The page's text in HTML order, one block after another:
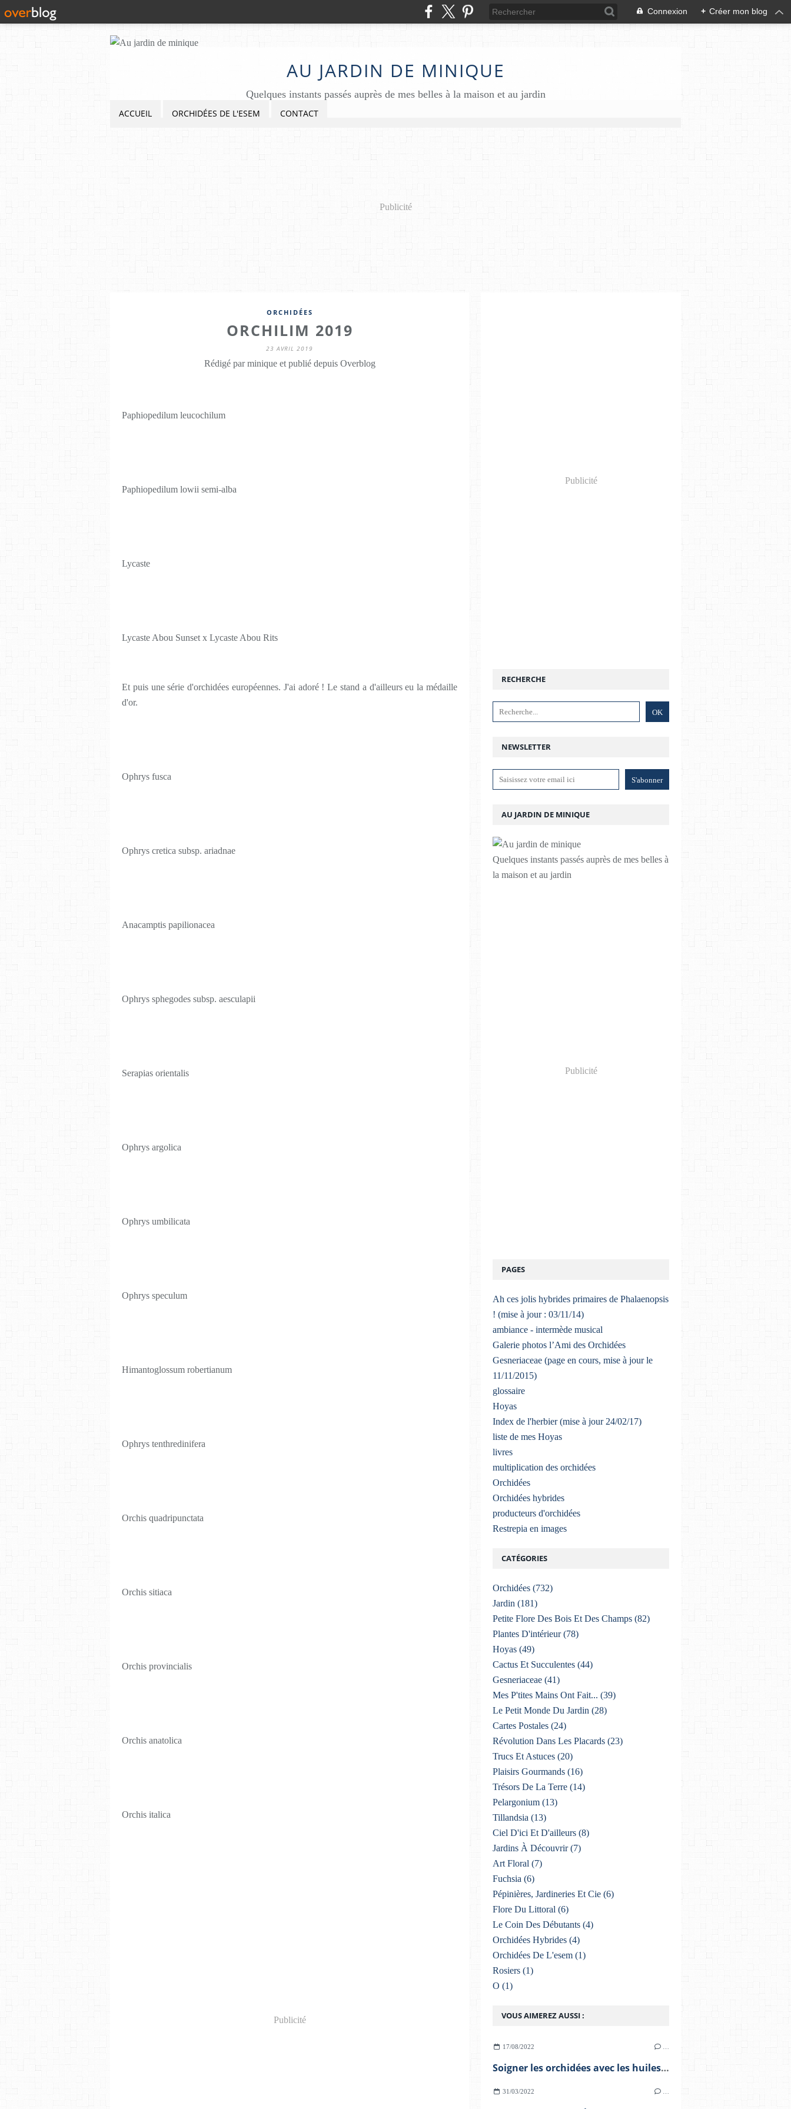
Connexion + Créer mon blog
AU JARDIN DE MINIQUE
Quelques instants passés auprès de mes belles à la maison et au jardin
ACCUEIL ORCHIDÉES DE L'ESEM CONTACT
Publicité
ORCHIDÉES
ORCHILIM 2019
23 AVRIL 2019
Rédigé par minique et publié depuis Overblog
Paphiopedilum leucochilum
Paphiopedilum lowii semi-alba
Lycaste
Lycaste Abou Sunset x Lycaste Abou Rits
Et puis une série d'orchidées européennes. J'ai adoré ! Le stand a d'ailleurs eu la médaille
d'or.
Ophrys fusca
Ophrys cretica subsp. ariadnae
Anacamptis papilionacea
Ophrys sphegodes subsp. aesculapii
Serapias orientalis
Ophrys argolica
Ophrys umbilicata
Ophrys speculum
Himantoglossum robertianum
Ophrys tenthredinifera
Orchis quadripunctata
Orchis sitiaca
Orchis provincialis
Orchis anatolica
Orchis italica
Publicité
Publicité
NEWSLETTER
RECHERCHE
AU JARDIN DE MINIQUE
Quelques instants passés auprès de mes belles à
la maison et au jardin
Publicité
VOUS AIMEREZ AUSSI :
17/08/2022
Soigner les orchidées avec les huiles essentielles
31/03/2022
PAGES
Ah ces jolis hybrides primaires de Phalaenopsis
! (mise à jour : 03/11/14)
ambiance - intermède musical
Galerie photos l’Ami des Orchidées
Gesneriaceae (page en cours, mise à jour le
11/11/2015)
glossaire
Hoyas
Index de l'herbier (mise à jour 24/02/17)
liste de mes Hoyas
livres
multiplication des orchidées
Orchidées
Orchidées hybrides
producteurs d'orchidées
Restrepia en images
CATÉGORIES
Orchidées (732)
Jardin (181)
Petite Flore Des Bois Et Des Champs (82)
Plantes D'intérieur(78)
Hoyas (49)
Cactus Et Succulentes (44)
Gesneriaceae (41)
Mes P'tites Mains Ont Fait... (39)
Le Petit Monde Du Jardin (28)
Cartes Postales (24)
Révolution Dans Les Placards (23)
Trucs Et Astuces (20)
Plaisirs Gourmands (16)
Trésors De La Terre (14)
Pelargonium (13)
Tillandsia (13)
Ciel D'ici Et D'ailleurs (8)
Jardins À Découvrir(7)
Art Floral (7)
Fuchsia (6)
Pépinières, Jardineries Et Cie (6)
Flore Du Littoral (6)
Le Coin Des Débutants (4)
Orchidées Hybrides (4)
Orchidées De L'esem (1)
Rosiers (1)
O (1)